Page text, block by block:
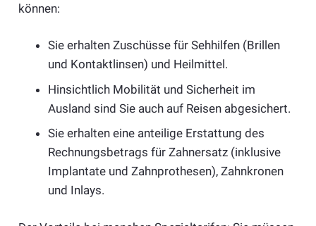
können:
Sie erhalten Zuschüsse für Sehhilfen (Brillen
und Kontaktlinsen) und Heilmittel.
Hinsichtlich Mobilität und Sicherheit im
Ausland sind Sie auch auf Reisen abgesichert.
Sie erhalten eine anteilige Erstattung des
Rechnungsbetrags für Zahnersatz (inklusive
Implantate und Zahnprothesen), Zahnkronen
und Inlays.